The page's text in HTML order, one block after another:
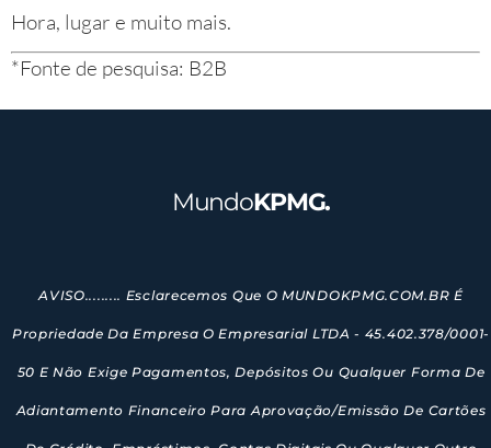
Hora, lugar e muito mais.
*Fonte de pesquisa: B2B
MundoKPMG.
AVISO......... Esclarecemos Que O MUNDOKPMG.COM.BR É
Propriedade Da Empresa O Empresarial LTDA - 45.402.378/0001-
50 E Não Exige Pagamentos, Depósitos Ou Qualquer Forma De
Adiantamento Financeiro Para Aprovação/emissão De Cartões